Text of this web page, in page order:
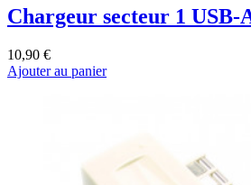
Chargeur secteur 1 USB-
10,90 €
Ajouter au panier